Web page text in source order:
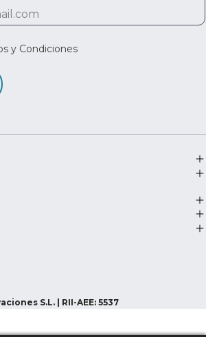
y Condiciones
S.L. | RII-AEE: 5537